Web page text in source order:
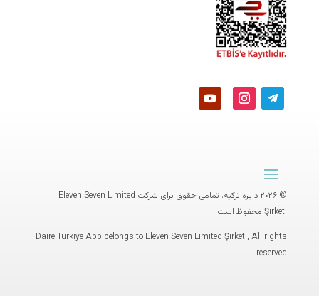
© ۲۰۲۶ دایره ترکیه. تمامی حقوق برای شرکت
Eleven Seven Limited
Şirketi محفوظ است.
Daire Turkiye App belongs to Eleven Seven Limited Şirketi, All rights
reserved